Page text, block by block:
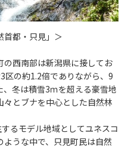
首都・只見」＞
西南部は新潟県に接してお
区の約1.2倍でありながら、9
冬は積雪3ｍを超える豪雪地
とブナを中心とした自然林
るモデル地域としてユネスコ
うな中で、只見町民は自然